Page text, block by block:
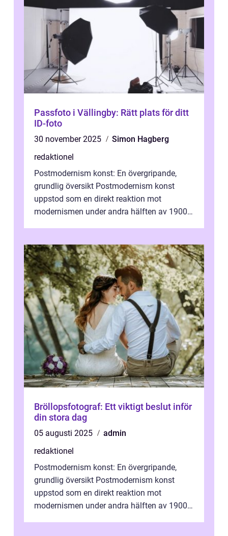
Passfoto i Vällingby: Rätt plats för ditt
ID-foto
30 november 2025
Simon Hagberg
redaktionel
Postmodernism konst: En övergripande,
grundlig översikt Postmodernism konst
uppstod som en direkt reaktion mot
modernismen under andra hälften av 1900-
Bröllopsfotograf: Ett viktigt beslut inför
din stora dag
05 augusti 2025
admin
redaktionel
Postmodernism konst: En övergripande,
grundlig översikt Postmodernism konst
uppstod som en direkt reaktion mot
modernismen under andra hälften av 1900-